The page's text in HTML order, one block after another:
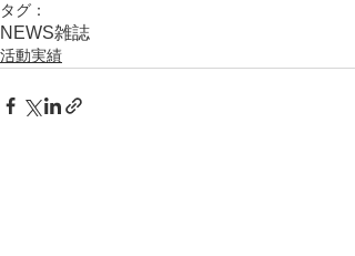
タグ：
NEWS雑誌
活動実績